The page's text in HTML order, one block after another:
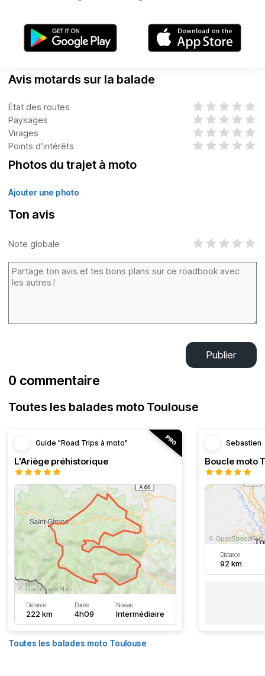
Avis motards sur la balade
État des routes
Paysages
Virages
Points d’intérêts
Photos du trajet à moto
Ajouter une photo
Ton avis
Note globale
Publier
0 commentaire
Toutes les balades moto Toulouse
Guide "Road Trips à moto"
L'Ariège préhistorique
Distance
222 km
Durée
4h09
Niveau
Intermédiaire
Sebastien
Distance
92 km
Toutes les balades moto Toulouse